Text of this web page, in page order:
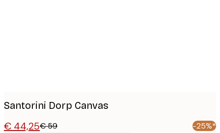
Santorini Dorp Canvas
€ 44,25€ 59 -25%*